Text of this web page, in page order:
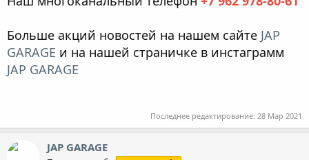
Больше акций новостей на нашем сайте JAP
GARAGE и на нашей страничке в инстаграмм
JAP GARAGE
Последнее редактирование: 28 Мар 2021
JAP GARAGE